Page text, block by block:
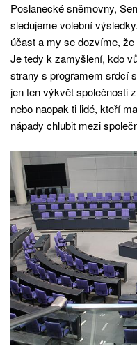
Poslanecké sněmovny,
sledujeme volební
účast a my se dozvíme,
Je tedy k zamyšlení, kdo
strany s programem srdcí
jen ten výkvět společnosti
nebo naopak ti lidé, kteří
nápady chlubit mezi